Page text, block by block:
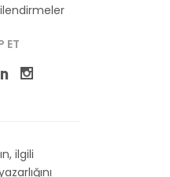
ET
ilgili